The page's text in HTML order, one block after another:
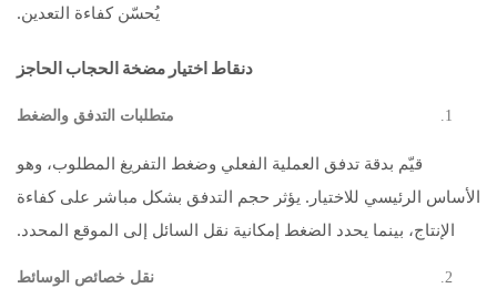
يُحسّن كفاءة التعدين.
دنقاط اختيار مضخة الحجاب الحاجز
متطلبات التدفق والضغط
قيّم بدقة تدفق العملية الفعلي وضغط التفريغ المطلوب، وهو
الأساس الرئيسي للاختيار. يؤثر حجم التدفق بشكل مباشر على كفاءة
الإنتاج، بينما يحدد الضغط إمكانية نقل السائل إلى الموقع المحدد.
نقل خصائص الوسائط